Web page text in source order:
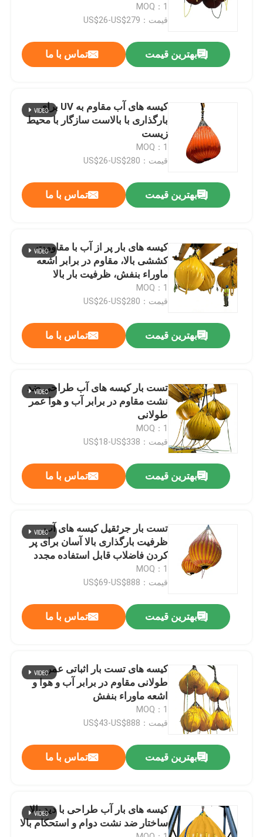
محصولات
فیلم های
دربارهی ما
کنترل کیفیت
درخواست نقل قول
کیسه هوا لاستیکی دریایی
کیسه هوای بادی دریایی
به وزنه‌های جامد
MOQ：1
قیمت：US$26-US$279
بهترین قیمت تماس با ما
کیسه های آب مقاوم به UV برای
بارگذاری با بالاست سازگار با محیط
زیست
MOQ：1
قیمت：US$26-US$280
بهترین قیمت تماس با ما
کیسه های بار پر از آب با مقاومت
کششی بالا، مقاوم در برابر اشعه
ماوراء بنفش، ظرفیت بار بالا
MOQ：1
قیمت：US$26-US$280
بهترین قیمت تماس با ما
تست بار کیسه های آب طراحی ضد
نشت مقاوم در برابر آب و هوا عمر
طولانی
MOQ：1
قیمت：US$18-US$338
بهترین قیمت تماس با ما
تست بار جرثقیل کیسه های آب
ظرفیت بارگذاری بالا آسان برای پر
کردن فاضلاب قابل استفاده مجدد
MOQ：1
قیمت：US$69-US$888
بهترین قیمت تماس با ما
کیسه های تست بار اثباتی عمر
طولانی مقاوم در برابر آب و هوا و
اشعه ماوراء بنفش
MOQ：1
قیمت：US$43-US$888
بهترین قیمت تماس با ما
کیسه های بار آب طراحی با دید بالا
ساختار ضد نشت دوام و استحکام بالا